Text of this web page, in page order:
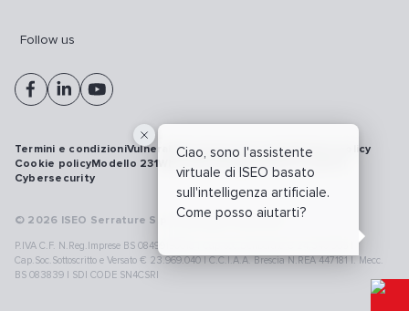
Ciao, sono l'assistente
virtuale di ISEO basato
sull'intelligenza artificiale.
Come posso aiutarti?
Follow us
© 2026 ISEO Serrature S.p.A. All right reserved
P.IVA C.F. N.Reg.Imprese BS 08499190018 | Cap.Soc.Deliberato € 24.340.965 |
Cap.Soc.Sottoscritto e Versato € 23.969.040 | C.C.I.A.A. Brescia N.REA 447181 |. Mecc.
BS 083839 | SDI CODE SN4CSRI
Termini e condizioniVulnerability disclosure policyPrivacy policy
Cookie policyModello 231WhistleblowingRichiamo prodotti
Cybersecurity